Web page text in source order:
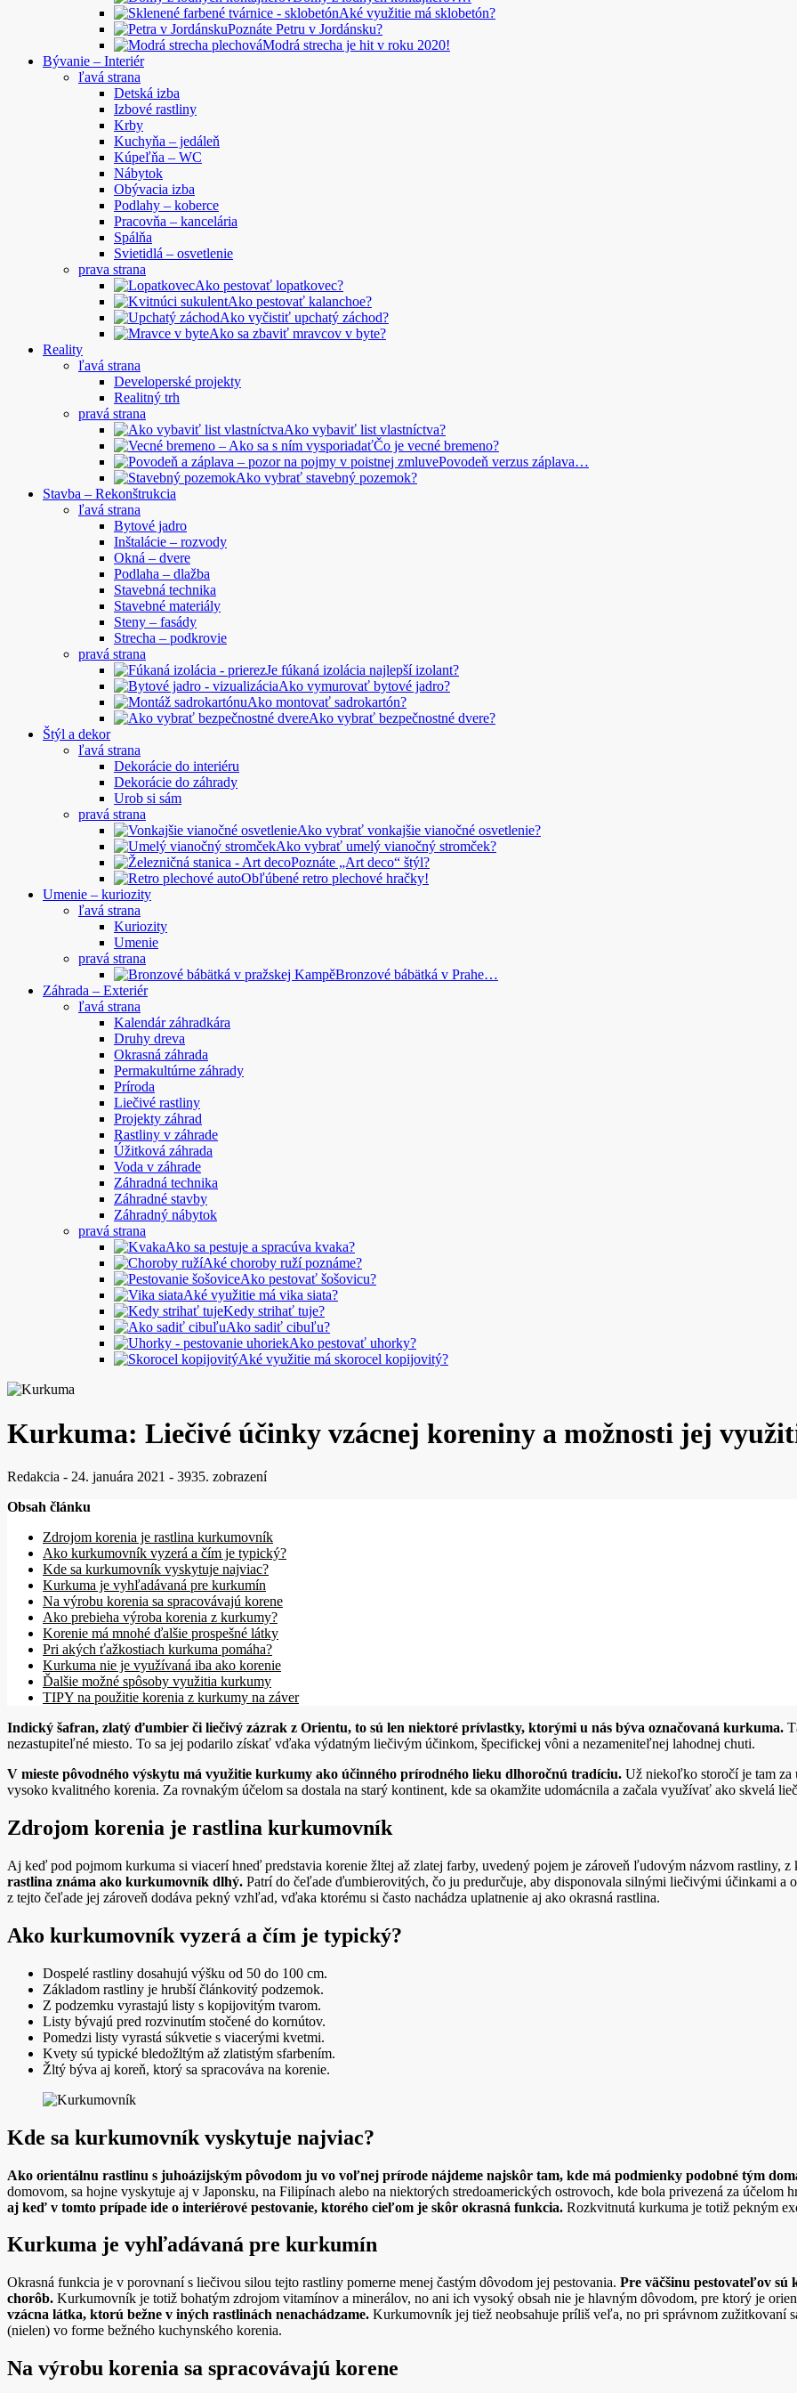
Aké využitie má sklobetón?
Poznáte Petru v Jordánsku?
Modrá strecha je hit v roku 2020!
Bývanie – Interiér
ľavá strana
Detská izba
Izbové rastliny
Krby
Kuchyňa – jedáleň
Kúpeľňa – WC
Nábytok
Obývacia izba
Podlahy – koberce
Pracovňa – kancelária
Spálňa
Svietidlá – osvetlenie
prava strana
Ako pestovať lopatkovec?
Ako pestovať kalanchoe?
Ako vyčistiť upchatý záchod?
Ako sa zbaviť mravcov v byte?
Reality
ľavá strana
Developerské projekty
Realitný trh
pravá strana
Ako vybaviť list vlastníctva?
Čo je vecné bremeno?
Povodeň verzus záplava…
Ako vybrať stavebný pozemok?
Stavba – Rekonštrukcia
ľavá strana
Bytové jadro
Inštalácie – rozvody
Okná – dvere
Podlaha – dlažba
Stavebná technika
Stavebné materiály
Steny – fasády
Strecha – podkrovie
pravá strana
Je fúkaná izolácia najlepší izolant?
Ako vymurovať bytové jadro?
Ako montovať sadrokartón?
Ako vybrať bezpečnostné dvere?
Štýl a dekor
ľavá strana
Dekorácie do interiéru
Dekorácie do záhrady
Urob si sám
pravá strana
Ako vybrať vonkajšie vianočné osvetlenie?
Ako vybrať umelý vianočný stromček?
Poznáte „Art deco“ štýl?
Obľúbené retro plechové hračky!
Umenie – kuriozity
ľavá strana
Kuriozity
Umenie
pravá strana
Bronzové bábätká v Prahe…
Záhrada – Exteriér
ľavá strana
Kalendár záhradkára
Druhy dreva
Okrasná záhrada
Permakultúrne záhrady
Príroda
Liečivé rastliny
Projekty záhrad
Rastliny v záhrade
Úžitková záhrada
Voda v záhrade
Záhradná technika
Záhradné stavby
Záhradný nábytok
pravá strana
Ako sa pestuje a spracúva kvaka?
Aké choroby ruží poznáme?
Ako pestovať šošovicu?
Aké využitie má vika siata?
Kedy strihať tuje?
Ako sadiť cibuľu?
Ako pestovať uhorky?
Aké využitie má skorocel kopijovitý?
Kurkuma: Liečivé účinky vzácnej koreniny a možnosti jej
Redakcia - 24. januára 2021 - 3935. zobrazení
Obsah článku
Zdrojom korenia je rastlina kurkumovník
Ako kurkumovník vyzerá a čím je typický?
Kde sa kurkumovník vyskytuje najviac?
Kurkuma je vyhľadávaná pre kurkumín
Na výrobu korenia sa spracovávajú korene
Ako prebieha výroba korenia z kurkumy?
Korenie má mnohé ďalšie prospešné látky
Pri akých ťažkostiach kurkuma pomáha?
Kurkuma nie je využívaná iba ako korenie
Ďalšie možné spôsoby využitia kurkumy
TIPY na použitie korenia z kurkumy na záver
Indický šafran, zlatý ďumbier či liečivý zázrak z Orientu, to sú len niektoré prívlastky, ktorými u nás býva označovaná kurkuma.
nezastupiteľné miesto. To sa jej podarilo získať vďaka výdatným liečivým účinkom, špecifickej vôni a nezameniteľnej lahodnej chuti.
V mieste pôvodného výskytu má využitie kurkumy ako účinného prírodného lieku dlhoročnú tradíciu. Už niekoľko storočí je tam za
vysoko kvalitného korenia. Za rovnakým účelom sa dostala na starý kontinent, kde sa okamžite udomácnila a začala využívať ako skvelá
Zdrojom korenia je rastlina kurkumovník
Aj keď pod pojmom kurkuma si viacerí hneď predstavia korenie žltej až zlatej farby, uvedený pojem je zároveň ľudovým názvom rastliny,
rastlina známa ako kurkumovník dlhý. Patrí do čeľade ďumbierovitých, čo ju predurčuje, aby disponovala silnými liečivými účinkami a
z tejto čeľade jej zároveň dodáva pekný vzhľad, vďaka ktorému si často nachádza uplatnenie aj ako okrasná rastlina.
Ako kurkumovník vyzerá a čím je typický?
Dospelé rastliny dosahujú výšku od 50 do 100 cm.
Základom rastliny je hrubší článkovitý podzemok.
Z podzemku vyrastajú listy s kopijovitým tvarom.
Listy bývajú pred rozvinutím stočené do kornútov.
Pomedzi listy vyrastá súkvetie s viacerými kvetmi.
Kvety sú typické bledožltým až zlatistým sfarbením.
Žltý býva aj koreň, ktorý sa spracováva na korenie.
Kde sa kurkumovník vyskytuje najviac?
Ako orientálnu rastlinu s juhoázijským pôvodom ju vo voľnej prírode nájdeme najskôr tam, kde má podmienky podobné tým
domovom, sa hojne vyskytuje aj v Japonsku, na Filipínach alebo na niektorých stredoamerických ostrovoch, kde bola privezená za účelom
aj keď v tomto prípade ide o interiérové pestovanie, ktorého cieľom je skôr okrasná funkcia. Rozkvitnutá kurkuma je totiž pekným
Kurkuma je vyhľadávaná pre kurkumín
Okrasná funkcia je v porovnaní s liečivou silou tejto rastliny pomerne menej častým dôvodom jej pestovania. Pre väčšinu pestovateľov
chorôb. Kurkumovník je totiž bohatým zdrojom vitamínov a minerálov, no ani ich vysoký obsah nie je hlavným dôvodom, pre ktorý je
vzácna látka, ktorú bežne v iných rastlinách nenachádzame. Kurkumovník jej tiež neobsahuje príliš veľa, no pri správnom zužitkovaní
(nielen) vo forme bežného kuchynského korenia.
Na výrobu korenia sa spracovávajú korene